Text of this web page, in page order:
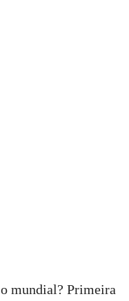
mundial? Primeira